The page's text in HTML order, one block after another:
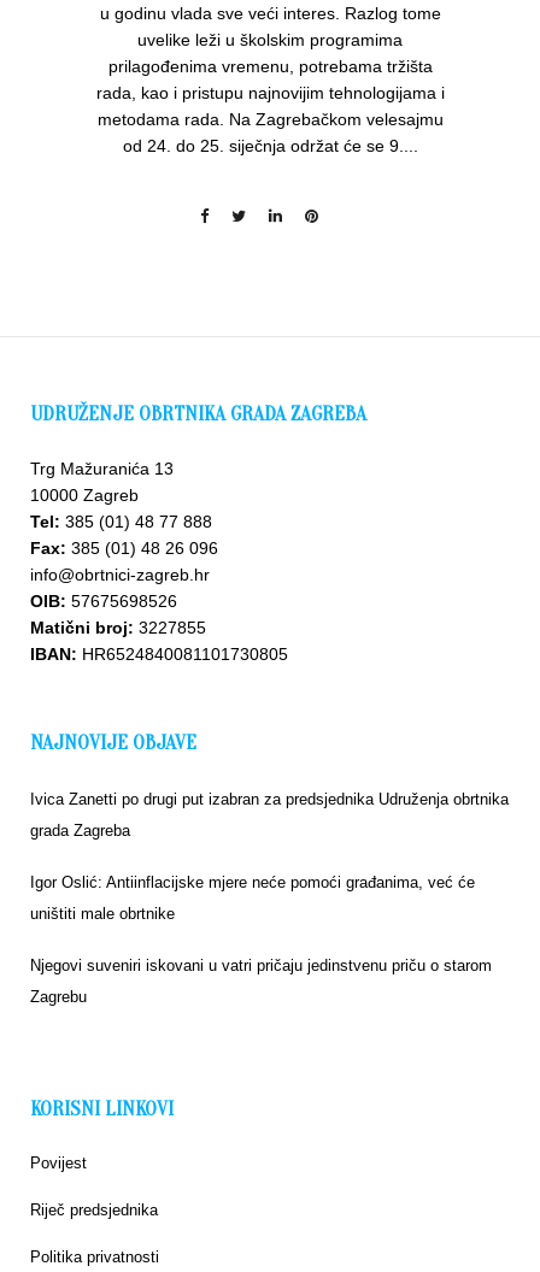
u godinu vlada sve veći interes. Razlog tome
uvelike leži u školskim programima
prilagođenima vremenu, potrebama tržišta
rada, kao i pristupu najnovijim tehnologijama i
metodama rada. Na Zagrebačkom velesajmu
od 24. do 25. siječnja održat će se 9....
UDRUŽENJE OBRTNIKA GRADA ZAGREBA
Trg Mažuranića 13
10000 Zagreb
Tel: 385 (01) 48 77 888
Fax: 385 (01) 48 26 096
info@obrtnici-zagreb.hr
OIB: 57675698526
Matični broj: 3227855
IBAN: HR6524840081101730805
NAJNOVIJE OBJAVE
Ivica Zanetti po drugi put izabran za predsjednika Udruženja obrtnika
grada Zagreba
Igor Oslić: Antiinflacijske mjere neće pomoći građanima, već će
uništiti male obrtnike
Njegovi suveniri iskovani u vatri pričaju jedinstvenu priču o starom
Zagrebu
KORISNI LINKOVI
Povijest
Riječ predsjednika
Politika privatnosti